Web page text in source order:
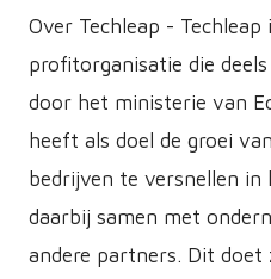
Over Techleap - Techleap
profitorganisatie die
door het ministerie van
heeft als doel de groei
bedrijven te versnellen
daarbij samen met
andere partners. Dit doet